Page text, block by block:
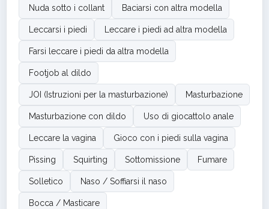
Nuda sotto i collant Baciarsi con altra modella
Leccarsi i piedi Leccare i piedi ad altra modella
Farsi leccare i piedi da altra modella
Footjob al dildo
JOI (Istruzioni per la masturbazione) Masturbazione
Masturbazione con dildo Uso di giocattolo anale
Leccare la vagina Gioco con i piedi sulla vagina
Pissing Squirting Sottomissione Fumare
Solletico Naso / Soffiarsi il naso
Bocca / Masticare